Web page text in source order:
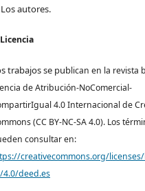
autores.
trabajos se publican en la revista
de Atribución-NoComercial-
4.0 Internacional de
(CC BY-NC-SA 4.0). Los
consultar en:
creativecommons.org/
4.0/deed.es